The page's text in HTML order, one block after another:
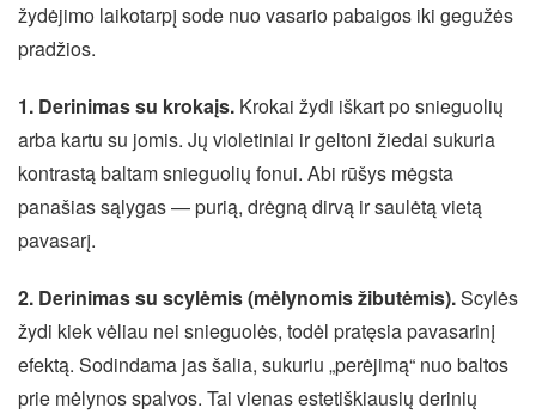
žydėjimo laikotarpį sode nuo vasario pabaigos iki gegužės
pradžios.
1. Derinimas su krokaįs. Krokai žydi iškart po snieguolių
arba kartu su jomis. Jų violetiniai ir geltoni žiedai sukuria
kontrastą baltam snieguolių fonui. Abi rūšys mėgsta
panašias sąlygas — purią, drėgną dirvą ir saulėtą vietą
pavasarį.
2. Derinimas su scylėmis (mėlynomis žibutėmis).Scylės
žydi kiek vėliau nei snieguolės, todėl pratęsia pavasarinį
efektą. Sodindama jas šalia, sukuriu „perėjimą“ nuo baltos
prie mėlynos spalvos. Tai vienas estetiškiausių derinių